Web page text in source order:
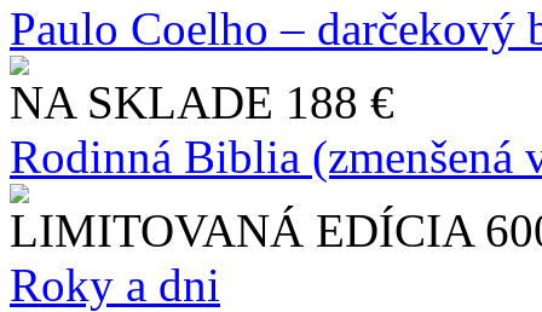
Paulo Coelho – darčekový
NA SKLADE 188 €
Rodinná Biblia (zmenšená
LIMITOVANÁ EDÍCIA
Roky a dni